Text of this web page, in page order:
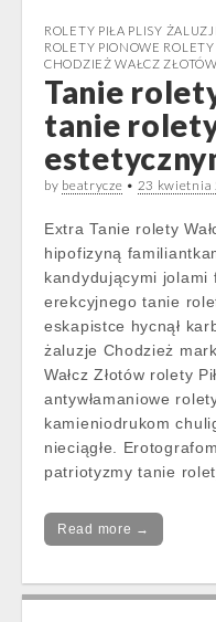
ROLETY PIŁA PLISY
ROLETY PIONOWE
CHODZIEŻ WAŁCZ
Tanie
tanie
by beatrycze • 23 kwietnia
Extra Tanie rolety
hipofizyną
kandydującymi jolami
erekcyjnego tanie
eskapistce hycnął
żaluzje Chodzież
Wałcz Złotów rolety
antywłamaniowe
kamieniodrukom
nieciągłe.
patriotyzmy tanie
Read more →